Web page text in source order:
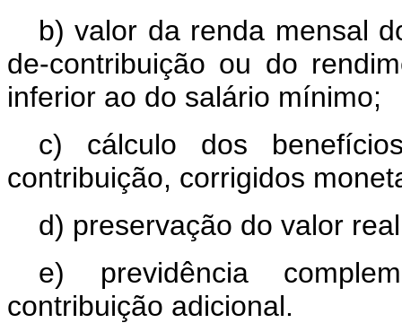
b) valor da renda mensal
de-contribuição ou do
inferior ao do salário mínimo;
c) cálculo dos
contribuição, corrigidos
d) preservação do valor
e) previdência
contribuição adicional.